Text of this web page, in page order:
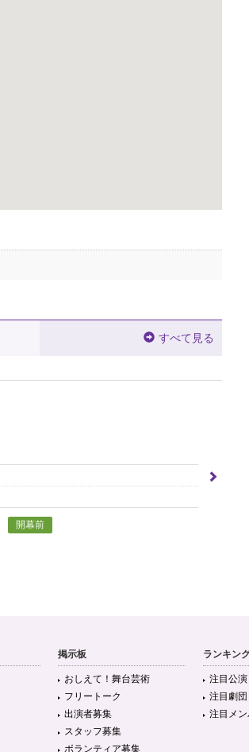
すべて見る
開幕前
掲示板
おしえて！舞台芸術
フリートーク
出演者募集
スタッフ募集
ボランティア募集
ランキン
注目公演
注目劇団
注目メン